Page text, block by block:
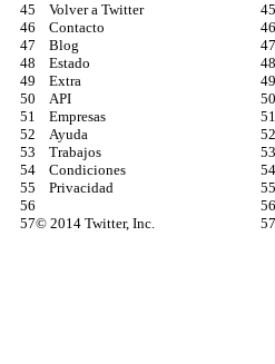
    Volver a Twitter
    Contacto
    Blog
    Estado
    Extra
    API
    Empresas
    Ayuda
    Trabajos
    Condiciones
    Privacidad
© 2014 Twitter, Inc.